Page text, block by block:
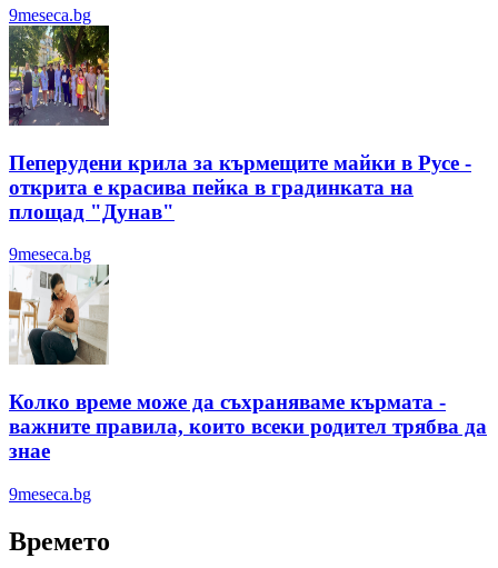
9meseca.bg
Пеперудени крила за кърмещите майки в Русе -
открита е красива пейка в градинката на
площад "Дунав"
9meseca.bg
Колко време може да съхраняваме кърмата -
важните правила, които всеки родител трябва да
знае
9meseca.bg
Времето